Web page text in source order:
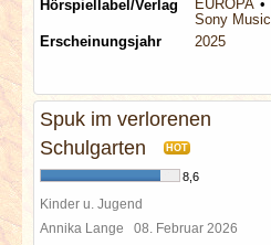
Hörspiellabel/Verlag
EUROPA
Sony Music
Erscheinungsjahr
2025
Spuk im verlorenen
Schulgarten
HOT
8,6
Kinder u. Jugend
Annika Lange 08. Februar 2026